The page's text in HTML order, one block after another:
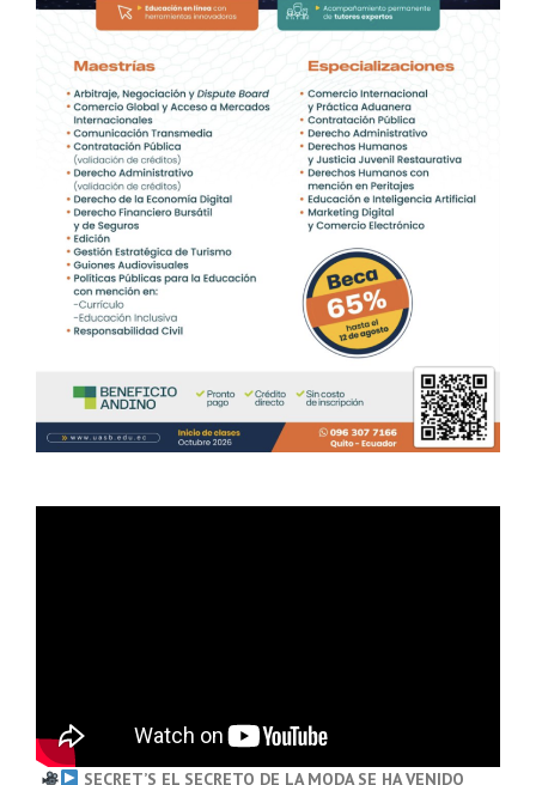
SECRET’S EL SECRETO DE LA MODA SE HA VENIDO